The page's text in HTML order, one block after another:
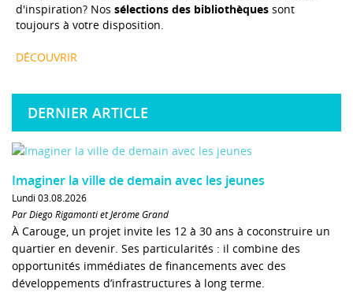
d'inspiration? Nos sélections des bibliothèques sont
toujours à votre disposition.
DÉCOUVRIR
DERNIER ARTICLE
Imaginer la ville de demain avec les jeunes
Lundi 03.08.2026
Par Diego Rigamonti et Jérôme Grand
À Carouge, un projet invite les 12 à 30 ans à coconstruire un
quartier en devenir. Ses particularités : il combine des
opportunités immédiates de financements avec des
développements d’infrastructures à long terme.